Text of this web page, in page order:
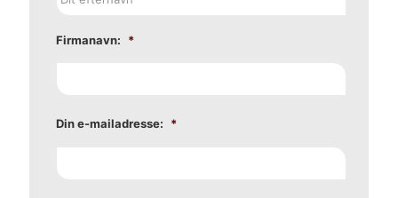
Firmanavn: *
Din e-mailadresse: *